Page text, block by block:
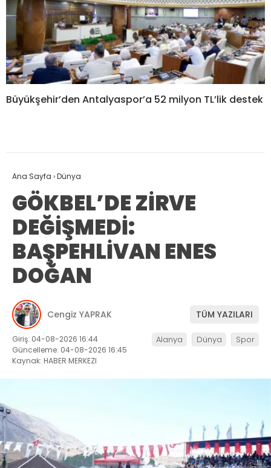
Büyükşehir’den Antalyaspor’a 52 milyon TL’lik destek
Ana Sayfa ›Dünya
GÖKBEL’DE ZİRVE
DEĞİŞMEDİ:
BAŞPEHLİVAN ENES
DOĞAN
Cengiz YAPRAK TÜM YAZILARI
Giriş: 04-08-2026 16:44
Güncelleme: 04-08-2026 16:45
Kaynak: HABER MERKEZI
Alanya Dünya Spor